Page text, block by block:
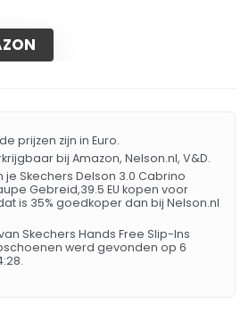
prijzen zijn in Euro.
bij Amazon, Nelson.nl, V&D.
je Skechers Delson 3.0 Cabrino
Gebreid,39.5 EU kopen voor
is 35% goedkoper dan bij Nelson.nl
Skechers Hands Free Slip-Ins
werd gevonden op 6